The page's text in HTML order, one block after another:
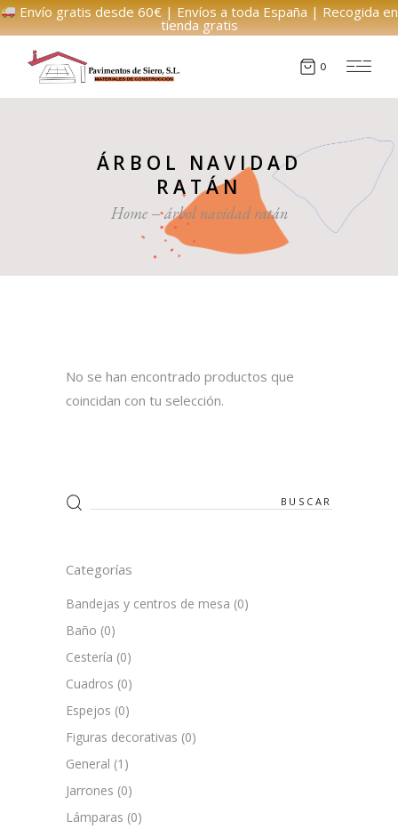
Envío gratis desde 60€ | Envíos a toda España | Recogida en
tienda gratis
0
ÁRBOL NAVIDAD
RATÁN
Home árbol navidad ratán
No se han encontrado productos que
coincidan con tu selección.
Search
for:
Categorías
Bandejas y centros de mesa (0)
Baño (0)
Cestería (0)
Cuadros (0)
Espejos (0)
Figuras decorativas (0)
General (1)
Jarrones (0)
Lámparas (0)